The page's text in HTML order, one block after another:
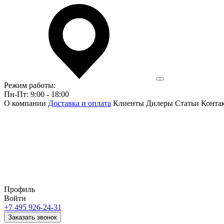
Режим работы:
Пн-Пт: 9:00 - 18:00
О компании Доставка и оплата Клиенты Дилеры Статьи
Профиль
Войти
+7 495 926-24-31
Заказать звонок